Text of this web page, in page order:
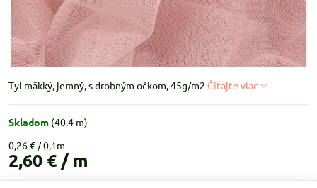
Tyl mäkký, jemný, s drobným očkom, 45g/m2 Čítajte viac
Skladom (40.4 m)
0,26 €
2,60 € / m